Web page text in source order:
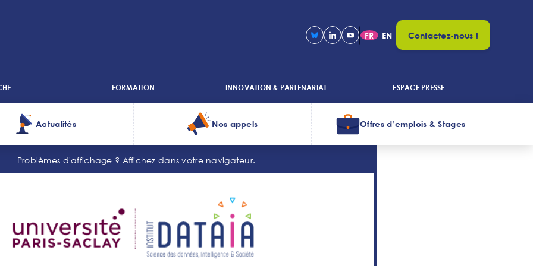
FR EN Contactez-nous !
FORMATION INNOVATION & PARTENARIAT ESPACE PRESSE
Actualités Nos appels Offres d’emplois & Stages
Problèmes d'affichage ? Affichez dans votre navigateur.